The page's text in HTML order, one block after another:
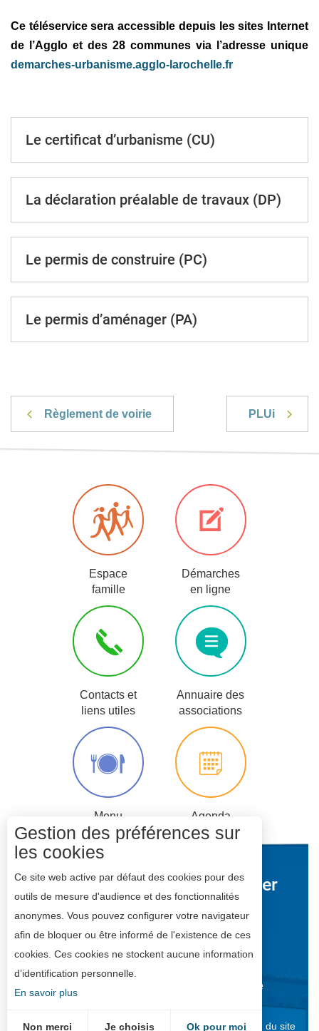
Ce téléservice sera accessible depuis les sites Internet
de l’Agglo et des 28 communes via l’adresse unique
demarches-urbanisme.agglo-larochelle.fr
Le certificat d’urbanisme (CU)
La déclaration préalable de travaux (DP)
Le permis de construire (PC)
Le permis d’aménager (PA)
Règlement de voirie PLUi
Espace
famille
Démarches
en ligne
Contacts et
liens utiles
Annuaire des
associations
Menu
scolaire
Agenda
Mairie de ompierresur Mer
Espace Michel Crépeau
05 46 35 59 00
Horaires d'ouverture
Mentions légales Plan du site
Gestion des préférences sur
les cookies
Ce site web active par défaut des cookies pour des
outils de mesure d'audience et des fonctionnalités
anonymes. Vous pouvez configurer votre navigateur
afin de bloquer ou être informé de l'existence de ces
cookies. Ces cookies ne stockent aucune information
d’identification personnelle.
En savoir plus
Non merci Je choisis Ok pour moi